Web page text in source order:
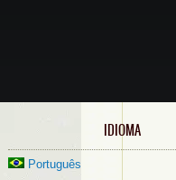
IDIOMA
Português